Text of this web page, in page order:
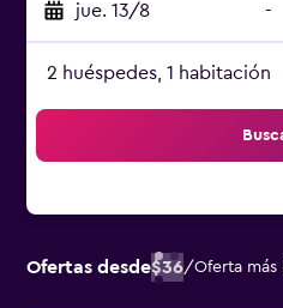
jue. 13/8 -
2 huéspedes, 1 habitación
Ofertas desde$36/Oferta